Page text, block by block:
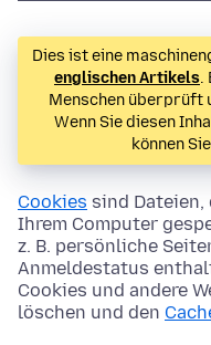
Dies ist eine
englischen Artikels.
Menschen überprüft
Wenn Sie diesen
können Sie
Cookies sind Dateien,
Ihrem Computer
z. B. persönliche
Anmeldestatus
Cookies und andere
löschen und den